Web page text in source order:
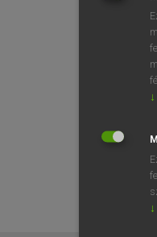
↓
↓